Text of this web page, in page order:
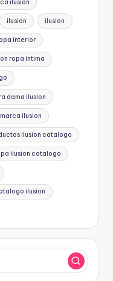
ilusion
ilusion ilusion
interior
ropa intima
dama ilusion
ilusion
ilusion catalogo
ilusion catalogo
ilusion